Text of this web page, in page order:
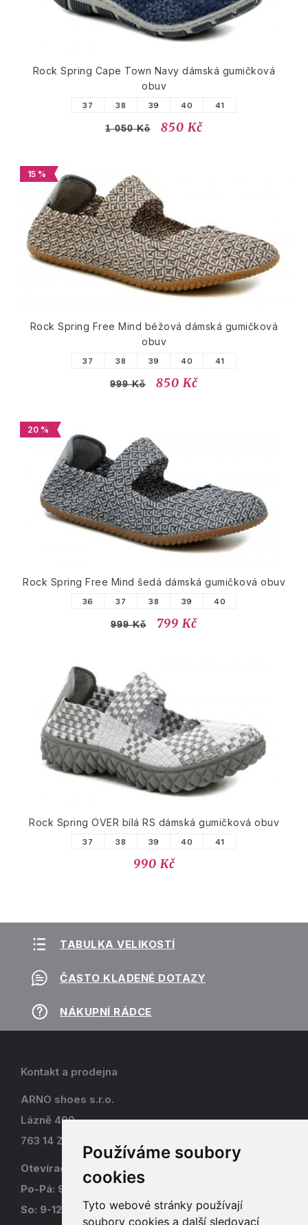
Používáme soubory
cookies
Tyto webové stránky používají
soubory cookies a další sledovací
Rock Spring Cape Town Navy dámská gumičková
obuv
37 38 39 40 41
1 050 Kč 850 Kč
15 %
Rock Spring Free Mind béžová dámská gumičková
obuv
37 38 39 40 41
999 Kč 850 Kč
20 %
Rock Spring Free Mind šedá dámská gumičková obuv
36 37 38 39 40
999 Kč 799 Kč
Rock Spring OVER bílá RS dámská gumičková obuv
37 38 39 40 41
990 Kč
TABULKA VELIKOSTÍ
ČASTO KLADENÉ DOTAZY
NÁKUPNÍ RÁDCE
Kontakt a prodejna
ARNO shoes s.r.o.
Lázně 490
763 14 Zlín - Kostelec
Otevírací doba
Po-Pá: 9-17
So: 9-12